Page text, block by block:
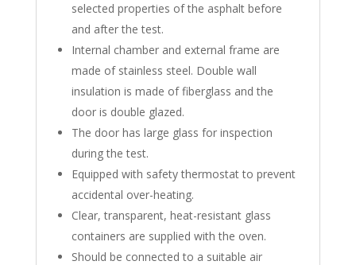
selected properties of the asphalt before
and after the test.
Internal chamber and external frame are
made of stainless steel. Double wall
insulation is made of fiberglass and the
door is double glazed.
The door has large glass for inspection
during the test.
Equipped with safety thermostat to prevent
accidental over-heating.
Clear, transparent, heat-resistant glass
containers are supplied with the oven.
Should be connected to a suitable air